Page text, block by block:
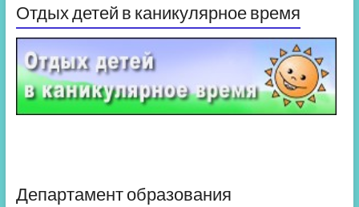
Отдых детей в каникулярное время
Департамент образования